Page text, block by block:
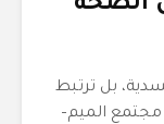
الصحة
بل ترتبط
مجتمع الميم–